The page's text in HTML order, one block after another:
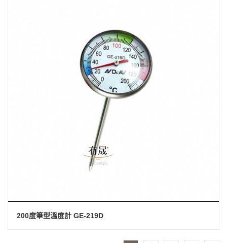
200度筆型溫度計 GE-219D